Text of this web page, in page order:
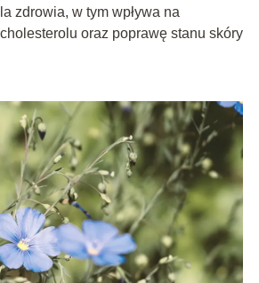
zdrowia, w tym wpływa na
oraz poprawę stanu skóry